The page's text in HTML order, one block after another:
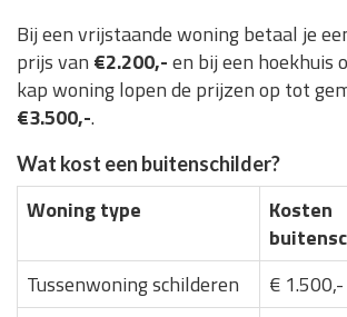
Bij een vrijstaande woning betaal je
prijs van €2.200,-en bij een hoekhuis
kap woning lopen de prijzen op tot
€3.500,-.
Wat kost een buitenschilder?
Woning type
Kosten
Tussenwoning schilderen
€ 1.500,-